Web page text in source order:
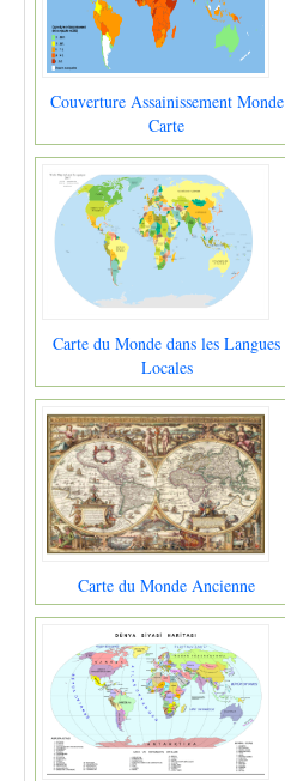
Couverture Assainissement Monde
Carte
Carte du Monde dans les Langues
Locales
Carte du Monde Ancienne